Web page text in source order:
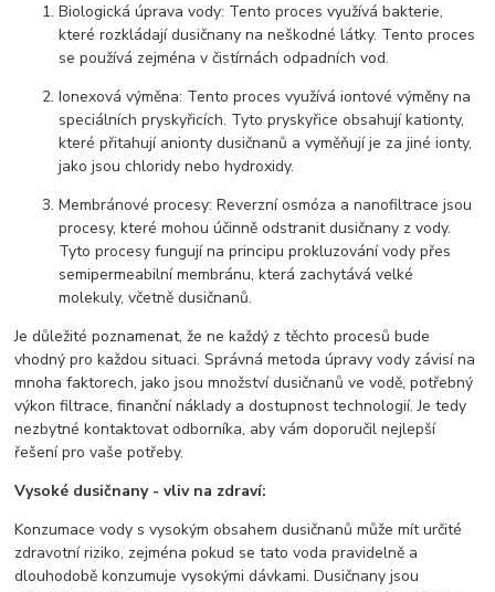
Biologická úprava vody: Tento proces využívá bakterie,
které rozkládají dusičnany na neškodné látky. Tento proces
se používá zejména v čistírnách odpadních vod.
Ionexová výměna: Tento proces využívá iontové výměny na
speciálních pryskyřicích. Tyto pryskyřice obsahují kationty,
které přitahují anionty dusičnanů a vyměňují je za jiné ionty,
jako jsou chloridy nebo hydroxidy.
Membránové procesy: Reverzní osmóza a nanofiltrace jsou
procesy, které mohou účinně odstranit dusičnany z vody.
Tyto procesy fungují na principu prokluzování vody přes
semipermeabilní membránu, která zachytává velké
molekuly, včetně dusičnanů.
Je důležité poznamenat, že ne každý z těchto procesů bude
vhodný pro každou situaci. Správná metoda úpravy vody závisí na
mnoha faktorech, jako jsou množství dusičnanů ve vodě, potřebný
výkon filtrace, finanční náklady a dostupnost technologií. Je tedy
nezbytné kontaktovat odborníka, aby vám doporučil nejlepší
řešení pro vaše potřeby.
Vysoké dusičnany - vliv na zdraví:
Konzumace vody s vysokým obsahem dusičnanů může mít určité
zdravotní riziko, zejména pokud se tato voda pravidelně a
dlouhodobě konzumuje vysokými dávkami. Dusičnany jsou